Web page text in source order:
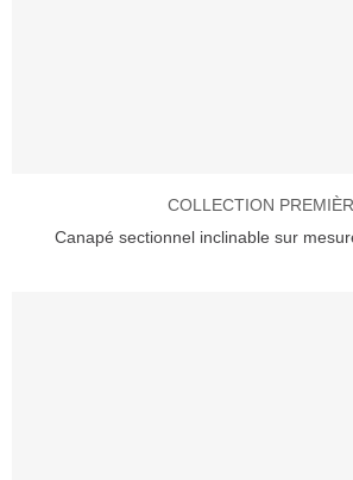
COLLECTION
Canapé sectionnel inclinable sur